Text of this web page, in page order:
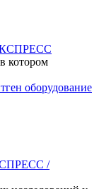
котором
оборудование
/